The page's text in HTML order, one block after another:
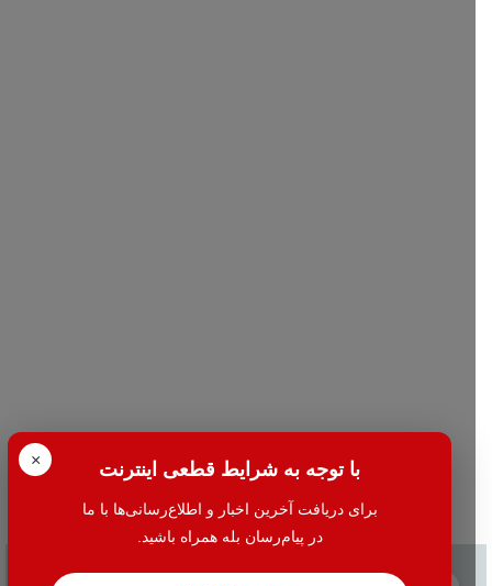
× با توجه به شرایط قطعی اینترنت
برای دریافت آخرین اخبار و اطلاع‌رسانی‌ها با ما
در پیام‌رسان بله همراه باشید.